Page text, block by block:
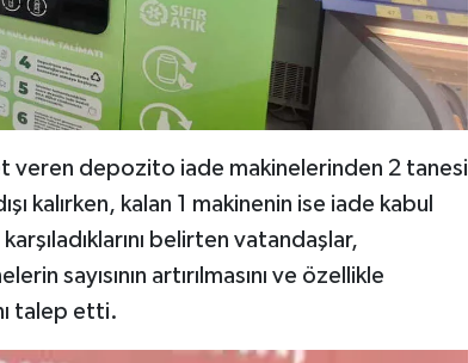
veren depozito iade makinelerinden 2 tanesi
kalırken, kalan 1 makinenin ise iade kabul
belirten vatandaşlar,
sayısının artırılmasını ve özellikle
talep etti.